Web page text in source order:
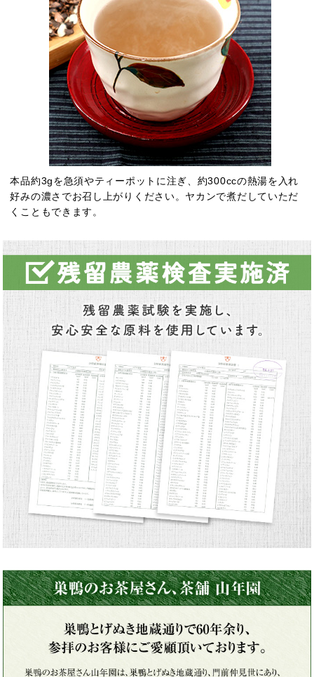
本品約3gを急須やティーポットに注ぎ、約300ccの熱湯を入れ
好みの濃さでお召し上がりください。ヤカンで煮だしていただ
くこともできます。